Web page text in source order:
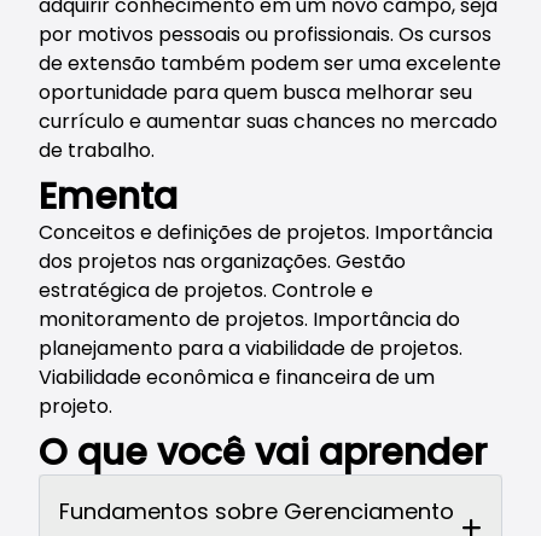
por motivos pessoais ou profissionais. Os cursos
de extensão também podem ser uma excelente
oportunidade para quem busca melhorar seu
currículo e aumentar suas chances no mercado
de trabalho.
Ementa
Conceitos e definições de projetos. Importância
dos projetos nas organizações. Gestão
estratégica de projetos. Controle e
monitoramento de projetos. Importância do
planejamento para a viabilidade de projetos.
Viabilidade econômica e financeira de um
projeto.
O que você vai aprender
Fundamentos sobre Gerenciamento